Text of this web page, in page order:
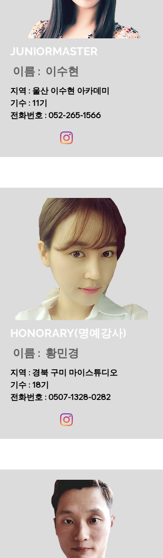
JUNIORMASTER
이름 : 이수현
지역 : 울산 이수현 아카데미
기수 : 11기
​전화번호 : 052-265-1566
HONORARY(명예강사)
이름 : 황민경
지역 : 경북 구미 마이스튜디오
기수 : 18기
​전화번호 : 0507-1328-0282